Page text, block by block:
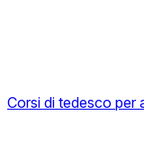
Corsi di tedesco per